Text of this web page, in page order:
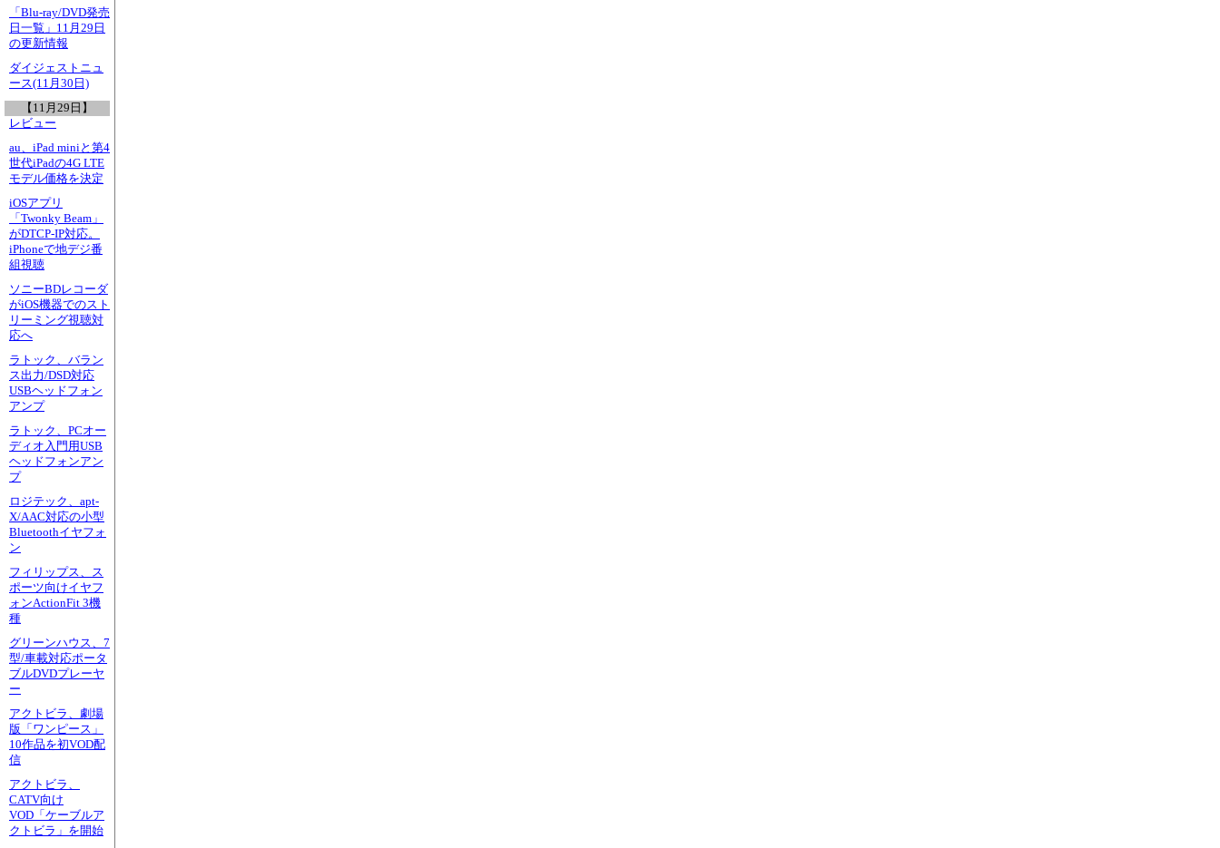
「Blu-ray/DVD発売
日一覧」11月29日
の更新情報
ダイジェストニュ
ース(11月30日)
【11月29日】
レビュー
au、iPad miniと第4
世代iPadの4G LTE
モデル価格を決定
iOSアプリ
「Twonky Beam」
がDTCP-IP対応。
iPhoneで地デジ番
組視聴
ソニーBDレコーダ
がiOS機器でのスト
リーミング視聴対
応へ
ラトック、バラン
ス出力/DSD対応
USBヘッドフォン
アンプ
ラトック、PCオー
ディオ入門用USB
ヘッドフォンアン
プ
ロジテック、apt-
X/AAC対応の小型
Bluetoothイヤフォ
ン
フィリップス、ス
ポーツ向けイヤフ
ォンActionFit 3機
種
グリーンハウス、7
型/車載対応ポータ
ブルDVDプレーヤ
ー
アクトビラ、劇場
版「ワンピース」
10作品を初VOD配
信
アクトビラ、
CATV向け
VOD「ケーブルア
クトビラ」を開始